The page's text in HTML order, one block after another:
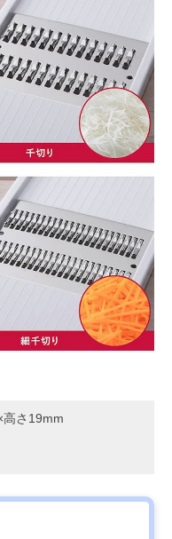
さ19mm